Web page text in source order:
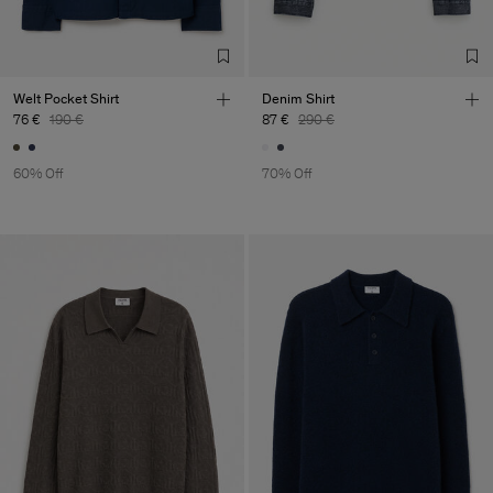
Sub Contractor
TIC LTD.ST
Welt Pocket Shirt
76 € 190 €
60% Off
Denim Shirt
87 € 290 €
70% Off